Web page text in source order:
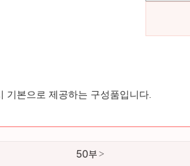
기본으로 제공하는 구성품입니다.
50부